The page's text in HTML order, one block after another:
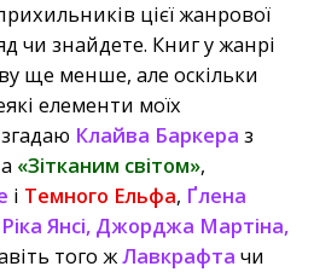
цієї жанрової
чи знайдете. Книг у жанрі
ще менше, але оскільки
елементи моїх
Клайва Баркера з
«Зітканим світом»,
і Темного Ельфа, Ґлена
Янсі, Джорджа Мартіна,
того жЛавкрафта чи